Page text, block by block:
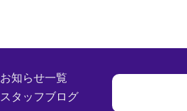
お知らせ一覧
スタッフブログ